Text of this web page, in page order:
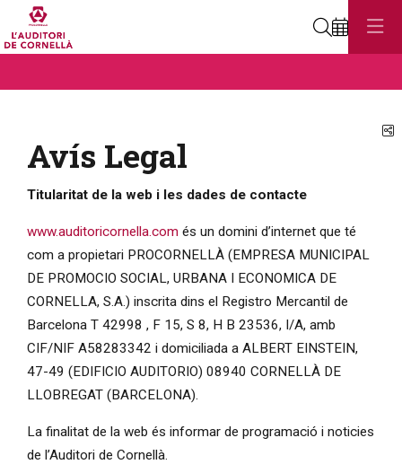
Cerca
Avís Legal
Titularitat de la web i les dades de contacte
www.auditoricornella.com és un domini d’internet que té
com a propietari PROCORNELLÀ (EMPRESA MUNICIPAL
DE PROMOCIO SOCIAL, URBANA I ECONOMICA DE
CORNELLA, S.A.) inscrita dins el Registro Mercantil de
Barcelona T 42998 , F 15, S 8, H B 23536, I/A, amb
CIF/NIF A58283342 i domiciliada a ALBERT EINSTEIN,
47-49 (EDIFICIO AUDITORIO) 08940 CORNELLÀ DE
LLOBREGAT (BARCELONA).
La finalitat de la web és informar de programació i noticies
de l’Auditori de Cornellà.